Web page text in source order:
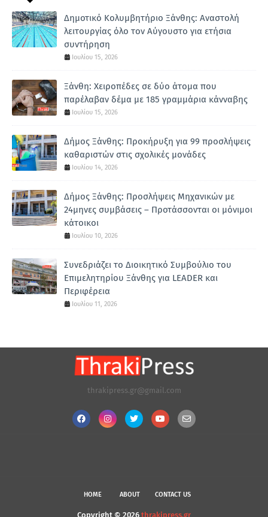
Δημοτικό Κολυμβητήριο Ξάνθης: Αναστολή
λειτουργίας όλο τον Αύγουστο για ετήσια
συντήρηση
Ιουλίου 15, 2026
Ξάνθη: Χειροπέδες σε δύο άτομα που
παρέλαβαν δέμα με 185 γραμμάρια κάνναβης
Ιουλίου 15, 2026
Δήμος Ξάνθης: Προκήρυξη για 99 προσλήψεις
καθαριστών στις σχολικές μονάδες
Ιουλίου 14, 2026
Δήμος Ξάνθης: Προσλήψεις Μηχανικών με
24μηνες συμβάσεις – Προτάσσονται οι μόνιμοι
κάτοικοι
Ιουλίου 10, 2026
Συνεδριάζει το Διοικητικό Συμβούλιο του
Επιμελητηρίου Ξάνθης για LEADER και
Περιφέρεια
Ιουλίου 11, 2026
thrakipress.gr@gmail.com
HOME ABOUT CONTACT US
Copyright © 2026 thrakipress.gr